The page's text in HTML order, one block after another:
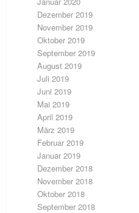
Dezember 2019
November 2019
Oktober 2019
September 2019
August 2019
Juli 2019
Juni 2019
Mai 2019
April 2019
März 2019
Februar 2019
Januar 2019
Dezember 2018
November 2018
Oktober 2018
September 2018